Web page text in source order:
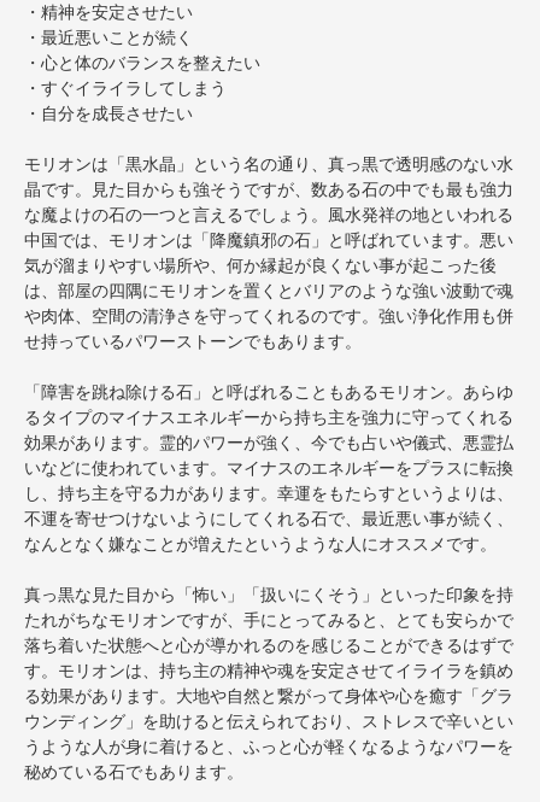
・精神を安定させたい
・最近悪いことが続く
・心と体のバランスを整えたい
・すぐイライラしてしまう
・自分を成長させたい
モリオンは「黒水晶」という名の通り、真っ黒で透明感のない水
晶です。見た目からも強そうですが、数ある石の中でも最も強力
な魔よけの石の一つと言えるでしょう。風水発祥の地といわれる
中国では、モリオンは「降魔鎮邪の石」と呼ばれています。悪い
気が溜まりやすい場所や、何か縁起が良くない事が起こった後
は、部屋の四隅にモリオンを置くとバリアのような強い波動で魂
や肉体、空間の清浄さを守ってくれるのです。強い浄化作用も併
せ持っているパワーストーンでもあります。
「障害を跳ね除ける石」と呼ばれることもあるモリオン。あらゆ
るタイプのマイナスエネルギーから持ち主を強力に守ってくれる
効果があります。霊的パワーが強く、今でも占いや儀式、悪霊払
いなどに使われています。マイナスのエネルギーをプラスに転換
し、持ち主を守る力があります。幸運をもたらすというよりは、
不運を寄せつけないようにしてくれる石で、最近悪い事が続く、
なんとなく嫌なことが増えたというような人にオススメです。
真っ黒な見た目から「怖い」「扱いにくそう」といった印象を持
たれがちなモリオンですが、手にとってみると、とても安らかで
落ち着いた状態へと心が導かれるのを感じることができるはずで
す。モリオンは、持ち主の精神や魂を安定させてイライラを鎮め
る効果があります。大地や自然と繋がって身体や心を癒す「グラ
ウンディング」を助けると伝えられており、ストレスで辛いとい
うような人が身に着けると、ふっと心が軽くなるようなパワーを
秘めている石でもあります。